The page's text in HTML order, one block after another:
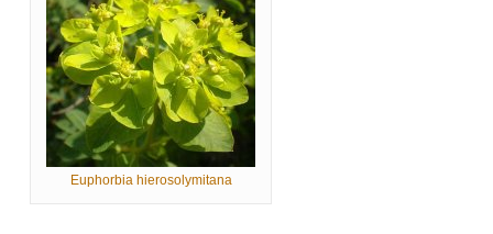
Euphorbia hierosolymitana